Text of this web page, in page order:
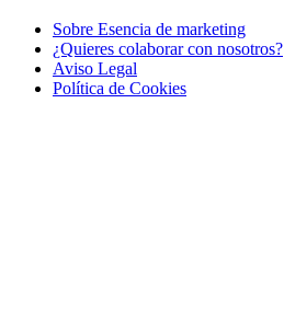
Sobre Esencia de marketing
¿Quieres colaborar con nosotros?
Aviso Legal
Polí­tica de Cookies